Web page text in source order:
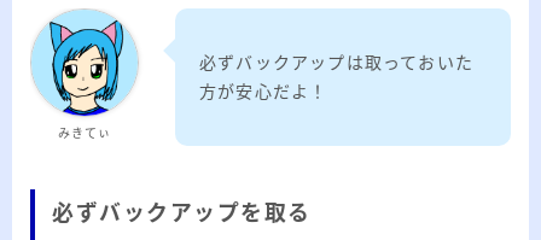
みきてぃ
必ずバックアップは取っておいた
方が安心だよ！
必ずバックアップを取る